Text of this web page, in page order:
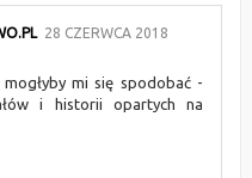
28 CZERWCA 2018
mi się spodobać -
i historii opartych na